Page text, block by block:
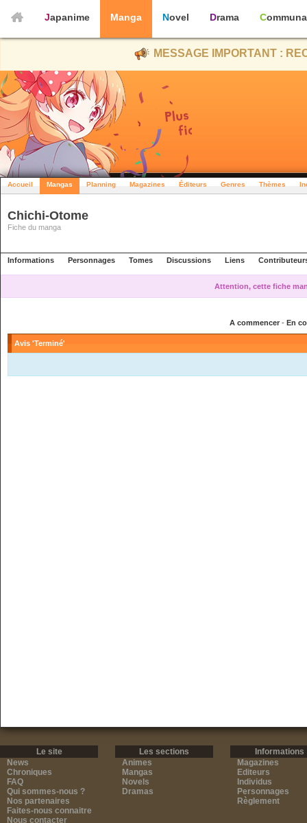
Japanime Manga Novel Drama
MESSAGE IMPORTANT :
Accueil Mangas Planning Magazines Éditeurs Genres Thèmes
Chichi-Otome
Fiche du manga
Informations Personnages Tomes Discussions Liens
Attention, cette fiche
A commencer- En
Avis 'Terminé'
Le site
News
Chroniques
FAQ
Qui sommes-nous ?
Nos partenaires
Faites-nous connaitre
Nous contacter
Les sections
Animes
Mangas
Novels
Dramas
Informations
Magazines
Editeurs
Individus
Personnages
Règlement